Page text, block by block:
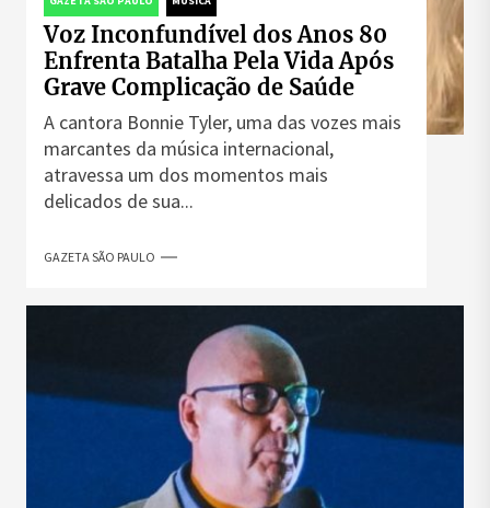
Voz Inconfundível dos Anos 80
Enfrenta Batalha Pela Vida Após
Grave Complicação de Saúde
A cantora Bonnie Tyler, uma das vozes mais
marcantes da música internacional,
atravessa um dos momentos mais
delicados de sua...
GAZETA SÃO PAULO